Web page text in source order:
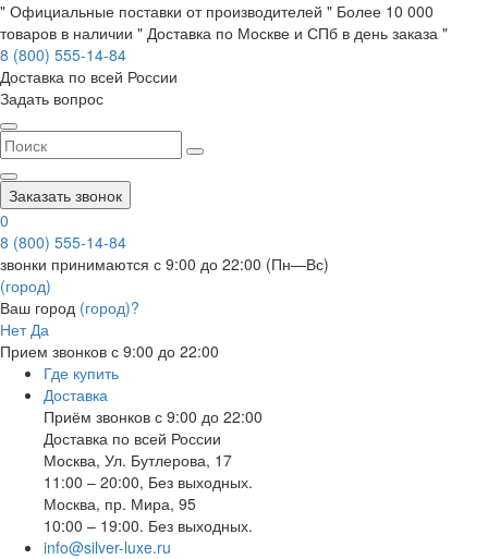
" Официальные поставки от производителей " Более 10 000
товаров в наличии " Доставка по Москве и СПб в день заказа "
8 (800) 555-14-84
Доставка по всей России
Задать вопрос
Заказать звонок
0
8 (800) 555-14-84
звонки принимаются с 9:00 до 22:00 (Пн—Вс)
(город)
Ваш город (город)?
Нет Да
Прием звонков с 9:00 до 22:00
Где купить
Доставка
Приём звонков с 9:00 до 22:00
Доставка по всей России
Москва, Ул. Бутлерова, 17
11:00 – 20:00, Без выходных.
Москва, пр. Мира, 95
10:00 – 19:00. Без выходных.
info@silver-luxe.ru